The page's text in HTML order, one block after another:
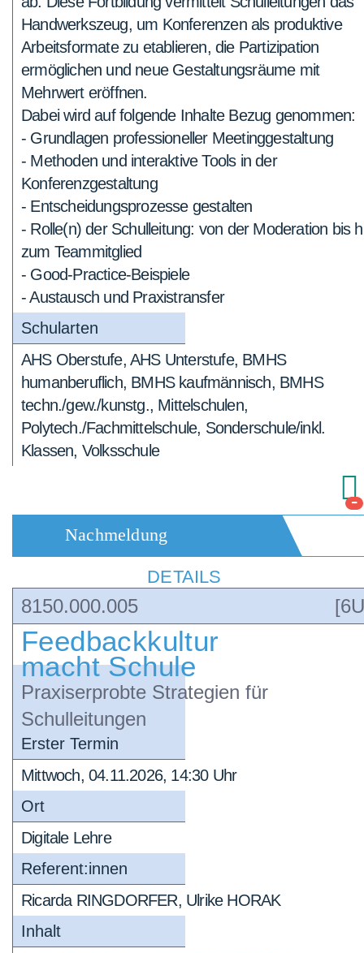
Handwerkszeug, um Konferenzen als produktive
Arbeitsformate zu etablieren, die Partizipation
ermöglichen und neue Gestaltungsräume mit
Mehrwert eröffnen.
Dabei wird auf folgende Inhalte Bezug genommen:
- Grundlagen professioneller Meetinggestaltung
- Methoden und interaktive Tools in der
Konferenzgestaltung
- Entscheidungsprozesse gestalten
- Rolle(n) der Schulleitung: von der Moderation bis
zum Teammitglied
- Good-Practice-Beispiele
- Austausch und Praxistransfer
Schularten
AHS Oberstufe, AHS Unterstufe, BMHS
humanberuflich, BMHS kaufmännisch, BMHS
techn./gew./kunstg., Mittelschulen,
Polytech./Fachmittelschule, Sonderschule/inkl.
Klassen, Volksschule
-
Nachmeldung
DETAILS
8150.000.005
Feedbackkultur
macht Schule
Praxiserprobte Strategien für
Schulleitungen
Erster Termin
Mittwoch, 04.11.2026, 14:30 Uhr
Ort
Digitale Lehre
Referent:innen
Ricarda RINGDORFER, Ulrike HORAK
Inhalt